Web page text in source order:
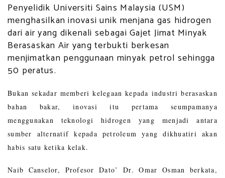
Penyelidik Universiti Sains Malaysia (USM)
menghasilkan inovasi unik menjana gas hidrogen
dari air yang dikenali sebagai Gajet Jimat Minyak
Berasaskan Air yang terbukti berkesan
menjimatkan penggunaan minyak petrol sehingga
50 peratus.
Bukan sekadar memberi kelegaan kepada industri berasaskan
bahan bakar, inovasi itu pertama seumpamanya
menggunakan teknologi hidrogen yang menjadi antara
sumber alternatif kepada petroleum yang dikhuatiri akan
habis satu ketika kelak.
Naib Canselor, Profesor Dato’ Dr. Omar Osman berkata,